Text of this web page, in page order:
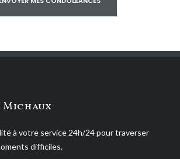
à votre service 24h/24 pour traverser
difficiles.